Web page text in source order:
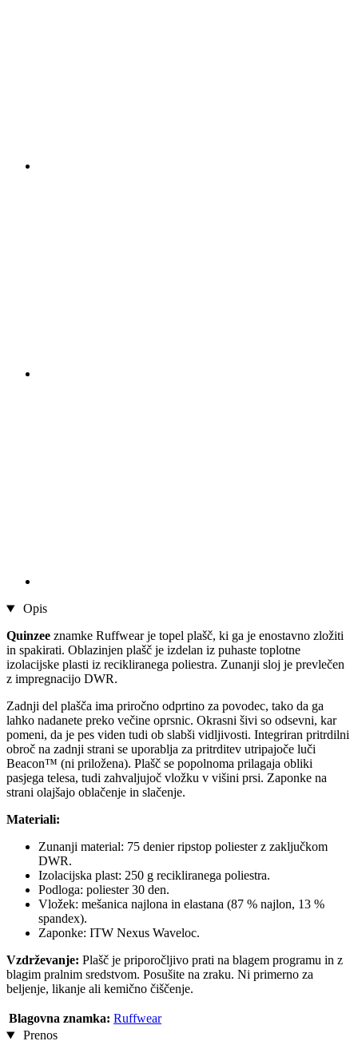
Opis
Quinzee znamke Ruffwear je topel plašč, ki ga je enostavno zložiti
in spakirati. Oblazinjen plašč je izdelan iz puhaste toplotne
izolacijske plasti iz recikliranega poliestra. Zunanji sloj je prevlečen
z impregnacijo DWR.
Zadnji del plašča ima priročno odprtino za povodec, tako da ga
lahko nadanete preko večine oprsnic. Okrasni šivi so odsevni, kar
pomeni, da je pes viden tudi ob slabši vidljivosti. Integriran pritrdilni
obroč na zadnji strani se uporablja za pritrditev utripajoče luči
Beacon™ (ni priložena). Plašč se popolnoma prilagaja obliki
pasjega telesa, tudi zahvaljujoč vložku v višini prsi. Zaponke na
strani olajšajo oblačenje in slačenje.
Materiali:
Zunanji material: 75 denier ripstop poliester z zaključkom
DWR.
Izolacijska plast: 250 g recikliranega poliestra.
Podloga: poliester 30 den.
Vložek: mešanica najlona in elastana (87 % najlon, 13 %
spandex).
Zaponke: ITW Nexus Waveloc.
Vzdrževanje: Plašč je priporočljivo prati na blagem programu in z
blagim pralnim sredstvom. Posušite na zraku. Ni primerno za
beljenje, likanje ali kemično čiščenje.
Blagovna znamka: Ruffwear
Prenos